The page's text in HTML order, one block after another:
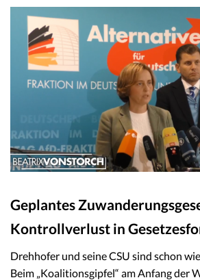
Geplantes
Kontrollverlust in
Drehhofer und seine CSU sind schon
Beim „Koalitionsgipfel“ am Anfang der